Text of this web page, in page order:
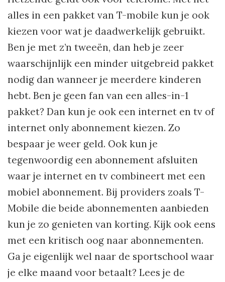
alles in een pakket van T-mobile kun je ook
kiezen voor wat je daadwerkelijk gebruikt.
Ben je met z’n tweeën, dan heb je zeer
waarschijnlijk een minder uitgebreid pakket
nodig dan wanneer je meerdere kinderen
hebt. Ben je geen fan van een alles-in-1
pakket? Dan kun je ook een internet en tv of
internet only abonnement kiezen. Zo
bespaar je weer geld. Ook kun je
tegenwoordig een abonnement afsluiten
waar je internet en tv combineert met een
mobiel abonnement. Bij providers zoals T-
Mobile die beide abonnementen aanbieden
kun je zo genieten van korting. Kijk ook eens
met een kritisch oog naar abonnementen.
Ga je eigenlijk wel naar de sportschool waar
je elke maand voor betaalt? Lees je de